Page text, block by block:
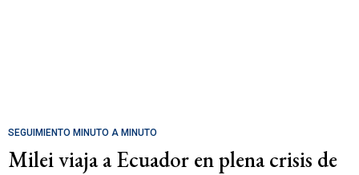
SEGUIMIENTO MINUTO A MINUTO
Milei viaja a Ecuador en plena crisis de